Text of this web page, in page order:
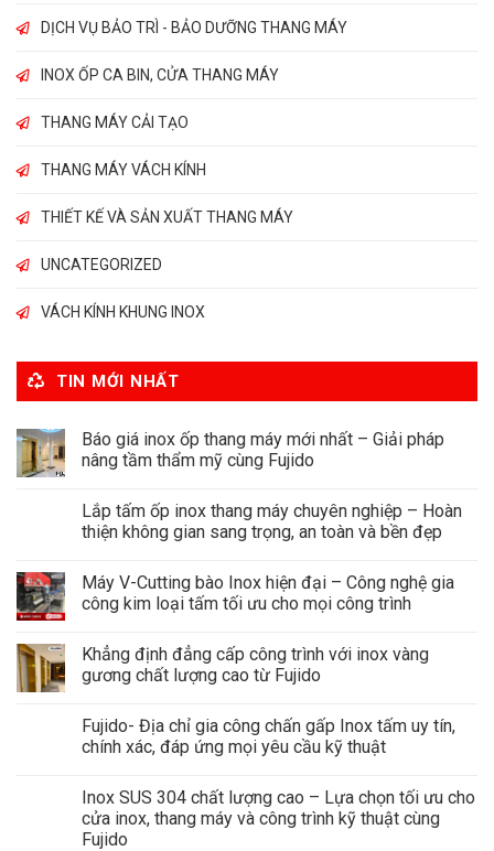
DỊCH VỤ BẢO TRÌ - BẢO DƯỠNG THANG MÁY
INOX ỐP CA BIN, CỬA THANG MÁY
THANG MÁY CẢI TẠO
THANG MÁY VÁCH KÍNH
THIẾT KẾ VÀ SẢN XUẤT THANG MÁY
UNCATEGORIZED
VÁCH KÍNH KHUNG INOX
TIN MỚI NHẤT
Báo giá inox ốp thang máy mới nhất – Giải pháp
nâng tầm thẩm mỹ cùng Fujido
Lắp tấm ốp inox thang máy chuyên nghiệp – Hoàn
thiện không gian sang trọng, an toàn và bền đẹp
Máy V-Cutting bào Inox hiện đại – Công nghệ gia
công kim loại tấm tối ưu cho mọi công trình
Khẳng định đẳng cấp công trình với inox vàng
gương chất lượng cao từ Fujido
Fujido- Địa chỉ gia công chấn gấp Inox tấm uy tín,
chính xác, đáp ứng mọi yêu cầu kỹ thuật
Inox SUS 304 chất lượng cao – Lựa chọn tối ưu cho
cửa inox, thang máy và công trình kỹ thuật cùng
Fujido